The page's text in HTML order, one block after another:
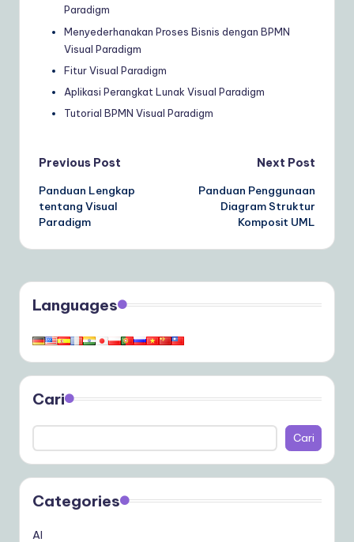
Paradigm
Menyederhanakan Proses Bisnis dengan BPMN
Visual Paradigm
Fitur Visual Paradigm
Aplikasi Perangkat Lunak Visual Paradigm
Tutorial BPMN Visual Paradigm
Post
navigation
Previous Post
Panduan Lengkap
tentang Visual
Paradigm
Next Post
Panduan Penggunaan
Diagram Struktur
Komposit UML
Languages
Cari
Cari
Categories
AI